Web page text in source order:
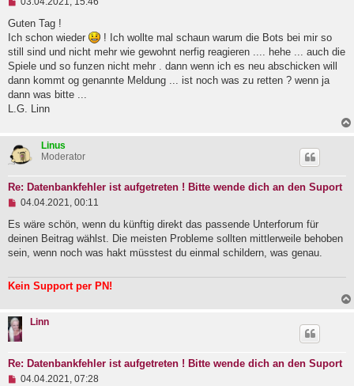
g
e
l
e
s
e
e
r
e
i
t
r
a
g
Guten Tag !
Ich schon wieder
! Ich wollte mal schaun warum die Bots bei mir so
still sind und nicht mehr wie gewohnt nerfig reagieren .... hehe ... auch die
Spiele und so funzen nicht mehr . dann wenn ich es neu abschicken will
dann kommt og genannte Meldung ... ist noch was zu retten ? wenn ja
dann was bitte ...
L.G. Linn
Linus
Moderator
Re: Datenbankfehler ist aufgetreten ! Bitte wende dich an den Suport
U
g
e
l
e
e
n
r
B
e
i
r
a
04.04.2021, 00:11
Es wäre schön, wenn du künftig direkt das passende Unterforum für
deinen Beitrag wählst. Die meisten Probleme sollten mittlerweile behoben
sein, wenn noch was hakt müsstest du einmal schildern, was genau.
Kein Support per PN!
Linn
Re: Datenbankfehler ist aufgetreten ! Bitte wende dich an den Suport
U
04.04.2021, 07:28